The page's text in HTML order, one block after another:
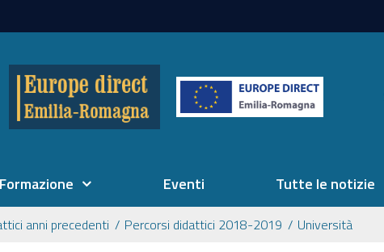
Formazione Eventi Tutte le notizie
anni precedenti Percorsi didattici 2018-2019 Università